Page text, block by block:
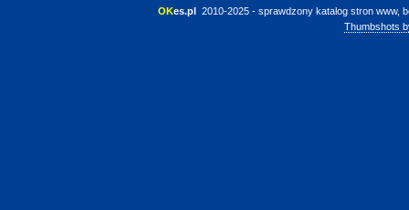
OKes.pl 2010-2025 - sprawdzony katalog stron www,
Thumbshots